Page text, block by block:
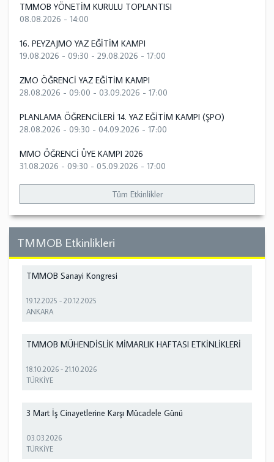
TMMOB YÖNETİM KURULU TOPLANTISI
08.08.2026 - 14:00
16. PEYZAJMO YAZ EĞİTİM KAMPI
19.08.2026 - 09:30 - 29.08.2026 - 17:00
ZMO ÖĞRENCİ YAZ EĞİTİM KAMPI
28.08.2026 - 09:00 - 03.09.2026 - 17:00
PLANLAMA ÖĞRENCİLERİ 14. YAZ EĞİTİM KAMPI (ŞPO)
28.08.2026 - 09:30 - 04.09.2026 - 17:00
MMO ÖĞRENCİ ÜYE KAMPI 2026
31.08.2026 - 09:30 - 05.09.2026 - 17:00
Tüm Etkinlikler
TMMOB Etkinlikleri
TMMOB Sanayi Kongresi
19.12.2025 -20.12.2025
ANKARA
TMMOB MÜHENDİSLİK MİMARLIK HAFTASI ETKİNLİKLERİ
18.10.2026 -21.10.2026
TÜRKİYE
3 Mart İş Cinayetlerine Karşı Mücadele Günü
03.03.2026
TÜRKİYE